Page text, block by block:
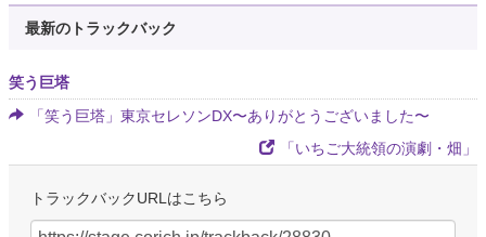
最新のトラックバック
笑う巨塔
「笑う巨塔」東京セレソンDX〜ありがとうございました〜
「いちご大統領の演劇・畑」
トラックバックURLはこちら